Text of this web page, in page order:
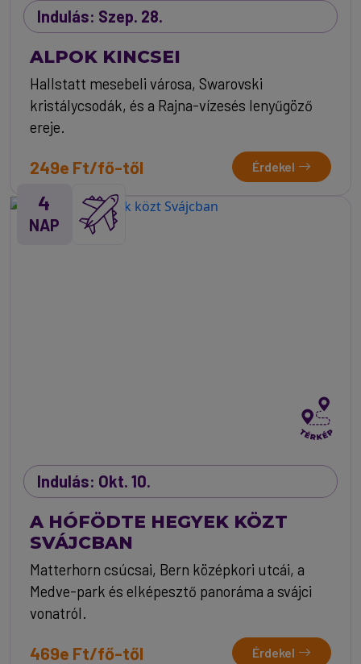
Indulás: Szep. 28.
ALPOK KINCSEI
Hallstatt mesebeli városa, Swarovski
kristálycsodák, és a Rajna-vízesés lenyűgöző
ereje.
249e Ft/fő-től Érdekel
4
NAP
Indulás: Okt. 10.
A HÓFÖDTE HEGYEK KÖZT
SVÁJCBAN
Matterhorn csúcsai, Bern középkori utcái, a
Medve-park és elképesztő panoráma a svájci
vonatról.
469e Ft/fő-től Érdekel